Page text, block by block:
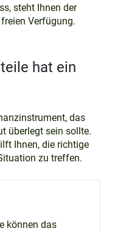
steht Ihnen der
Verfügung.
hat ein
das
überlegt sein sollte.
Ihnen, die richtige
zu treffen.
können das